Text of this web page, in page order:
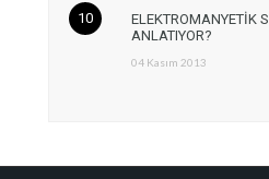
ELEKTROMANYETİK
ANLATIYOR?
04 Kasım 2013